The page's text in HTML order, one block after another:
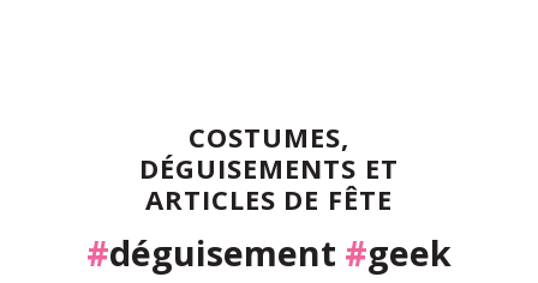
COSTUMES,
DÉGUISEMENTS ET
ARTICLES DE FÊTE
#déguisement #geek